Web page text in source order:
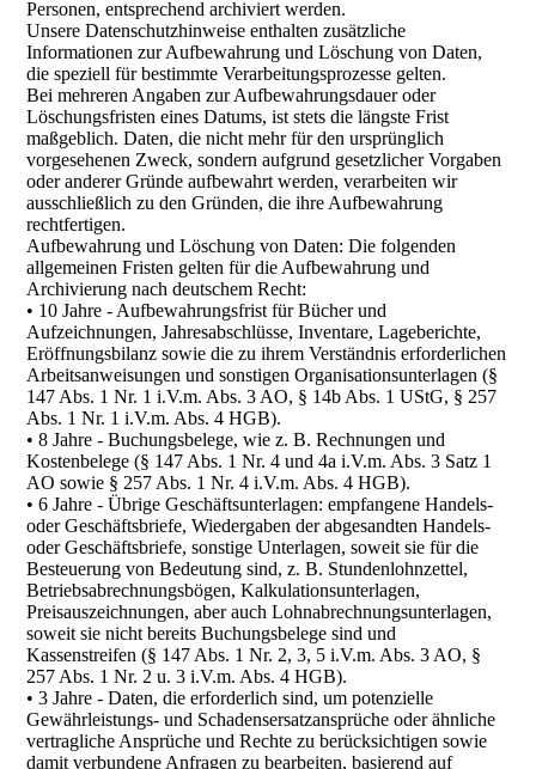
Personen, entsprechend archiviert werden.
Unsere Datenschutzhinweise enthalten zusätzliche
Informationen zur Aufbewahrung und Löschung von Daten,
die speziell für bestimmte Verarbeitungsprozesse gelten.
Bei mehreren Angaben zur Aufbewahrungsdauer oder
Löschungsfristen eines Datums, ist stets die längste Frist
maßgeblich. Daten, die nicht mehr für den ursprünglich
vorgesehenen Zweck, sondern aufgrund gesetzlicher Vorgaben
oder anderer Gründe aufbewahrt werden, verarbeiten wir
ausschließlich zu den Gründen, die ihre Aufbewahrung
rechtfertigen.
Aufbewahrung und Löschung von Daten: Die folgenden
allgemeinen Fristen gelten für die Aufbewahrung und
Archivierung nach deutschem Recht:
• 10 Jahre - Aufbewahrungsfrist für Bücher und
Aufzeichnungen, Jahresabschlüsse, Inventare, Lageberichte,
Eröffnungsbilanz sowie die zu ihrem Verständnis erforderlichen
Arbeitsanweisungen und sonstigen Organisationsunterlagen (§
147 Abs. 1 Nr. 1 i.V.m. Abs. 3 AO, § 14b Abs. 1 UStG, § 257
Abs. 1 Nr. 1 i.V.m. Abs. 4 HGB).
• 8 Jahre - Buchungsbelege, wie z. B. Rechnungen und
Kostenbelege (§ 147 Abs. 1 Nr. 4 und 4a i.V.m. Abs. 3 Satz 1
AO sowie § 257 Abs. 1 Nr. 4 i.V.m. Abs. 4 HGB).
• 6 Jahre - Übrige Geschäftsunterlagen: empfangene Handels-
oder Geschäftsbriefe, Wiedergaben der abgesandten Handels-
oder Geschäftsbriefe, sonstige Unterlagen, soweit sie für die
Besteuerung von Bedeutung sind, z. B. Stundenlohnzettel,
Betriebsabrechnungsbögen, Kalkulationsunterlagen,
Preisauszeichnungen, aber auch Lohnabrechnungsunterlagen,
soweit sie nicht bereits Buchungsbelege sind und
Kassenstreifen (§ 147 Abs. 1 Nr. 2, 3, 5 i.V.m. Abs. 3 AO, §
257 Abs. 1 Nr. 2 u. 3 i.V.m. Abs. 4 HGB).
• 3 Jahre - Daten, die erforderlich sind, um potenzielle
Gewährleistungs- und Schadensersatzansprüche oder ähnliche
vertragliche Ansprüche und Rechte zu berücksichtigen sowie
damit verbundene Anfragen zu bearbeiten, basierend auf